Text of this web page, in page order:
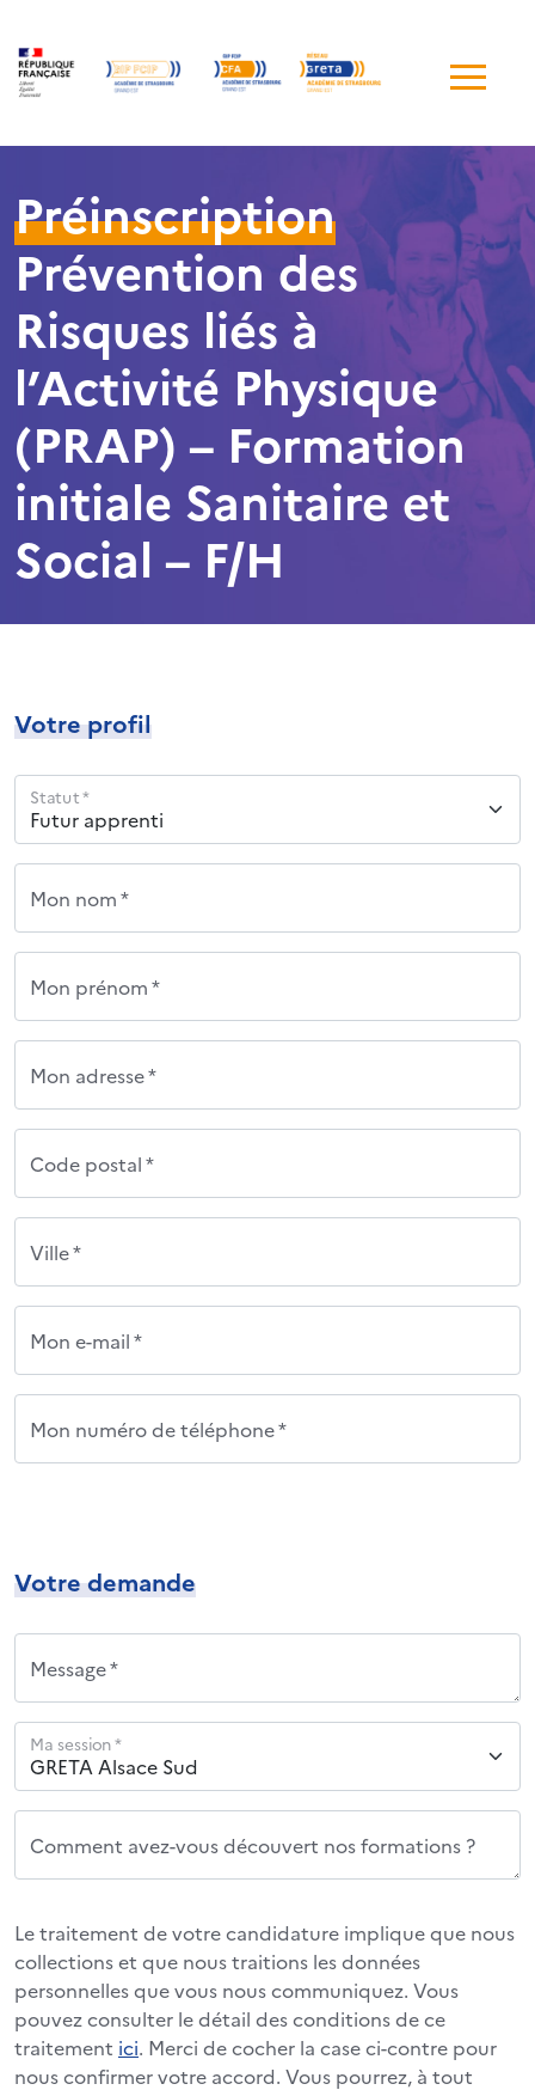
de
Préinscription
Prévention des
Risques liés à
l’Activité Physique
(PRAP) – Formation
initiale Sanitaire et
Social – F/H
Votre profil
Statut *
Mon nom *
Mon prénom *
Mon adresse *
Code postal *
Ville *
Mon e-mail *
Mon numéro de téléphone *
Votre demande
Message *
Ma session *
Comment avez-vous découvert nos formations ?
Le traitement de votre candidature implique que nous
collections et que nous traitions les données
personnelles que vous nous communiquez. Vous
pouvez consulter le détail des conditions de ce
traitement ici. Merci de cocher la case ci-contre pour
nous confirmer votre accord. Vous pourrez, à tout